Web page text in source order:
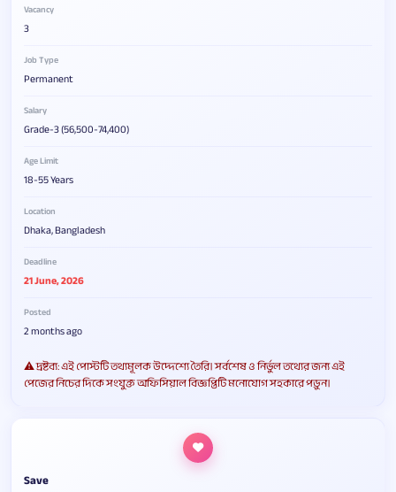
Vacancy
3
Job Type
Permanent
Salary
Grade-3 (56,500-74,400)
Age Limit
18-55 Years
Location
Dhaka, Bangladesh
Deadline
21 June, 2026
Posted
2 months ago
⚠️ দ্রষ্টব্য: এই পোস্টটি তথ্যমূলক উদ্দেশ্যে তৈরি। সর্বশেষ ও নির্ভুল তথ্যের জন্য এই
পেজের নিচের দিকে সংযুক্ত অফিসিয়াল বিজ্ঞপ্তিটি মনোযোগ সহকারে পড়ুন।
Save